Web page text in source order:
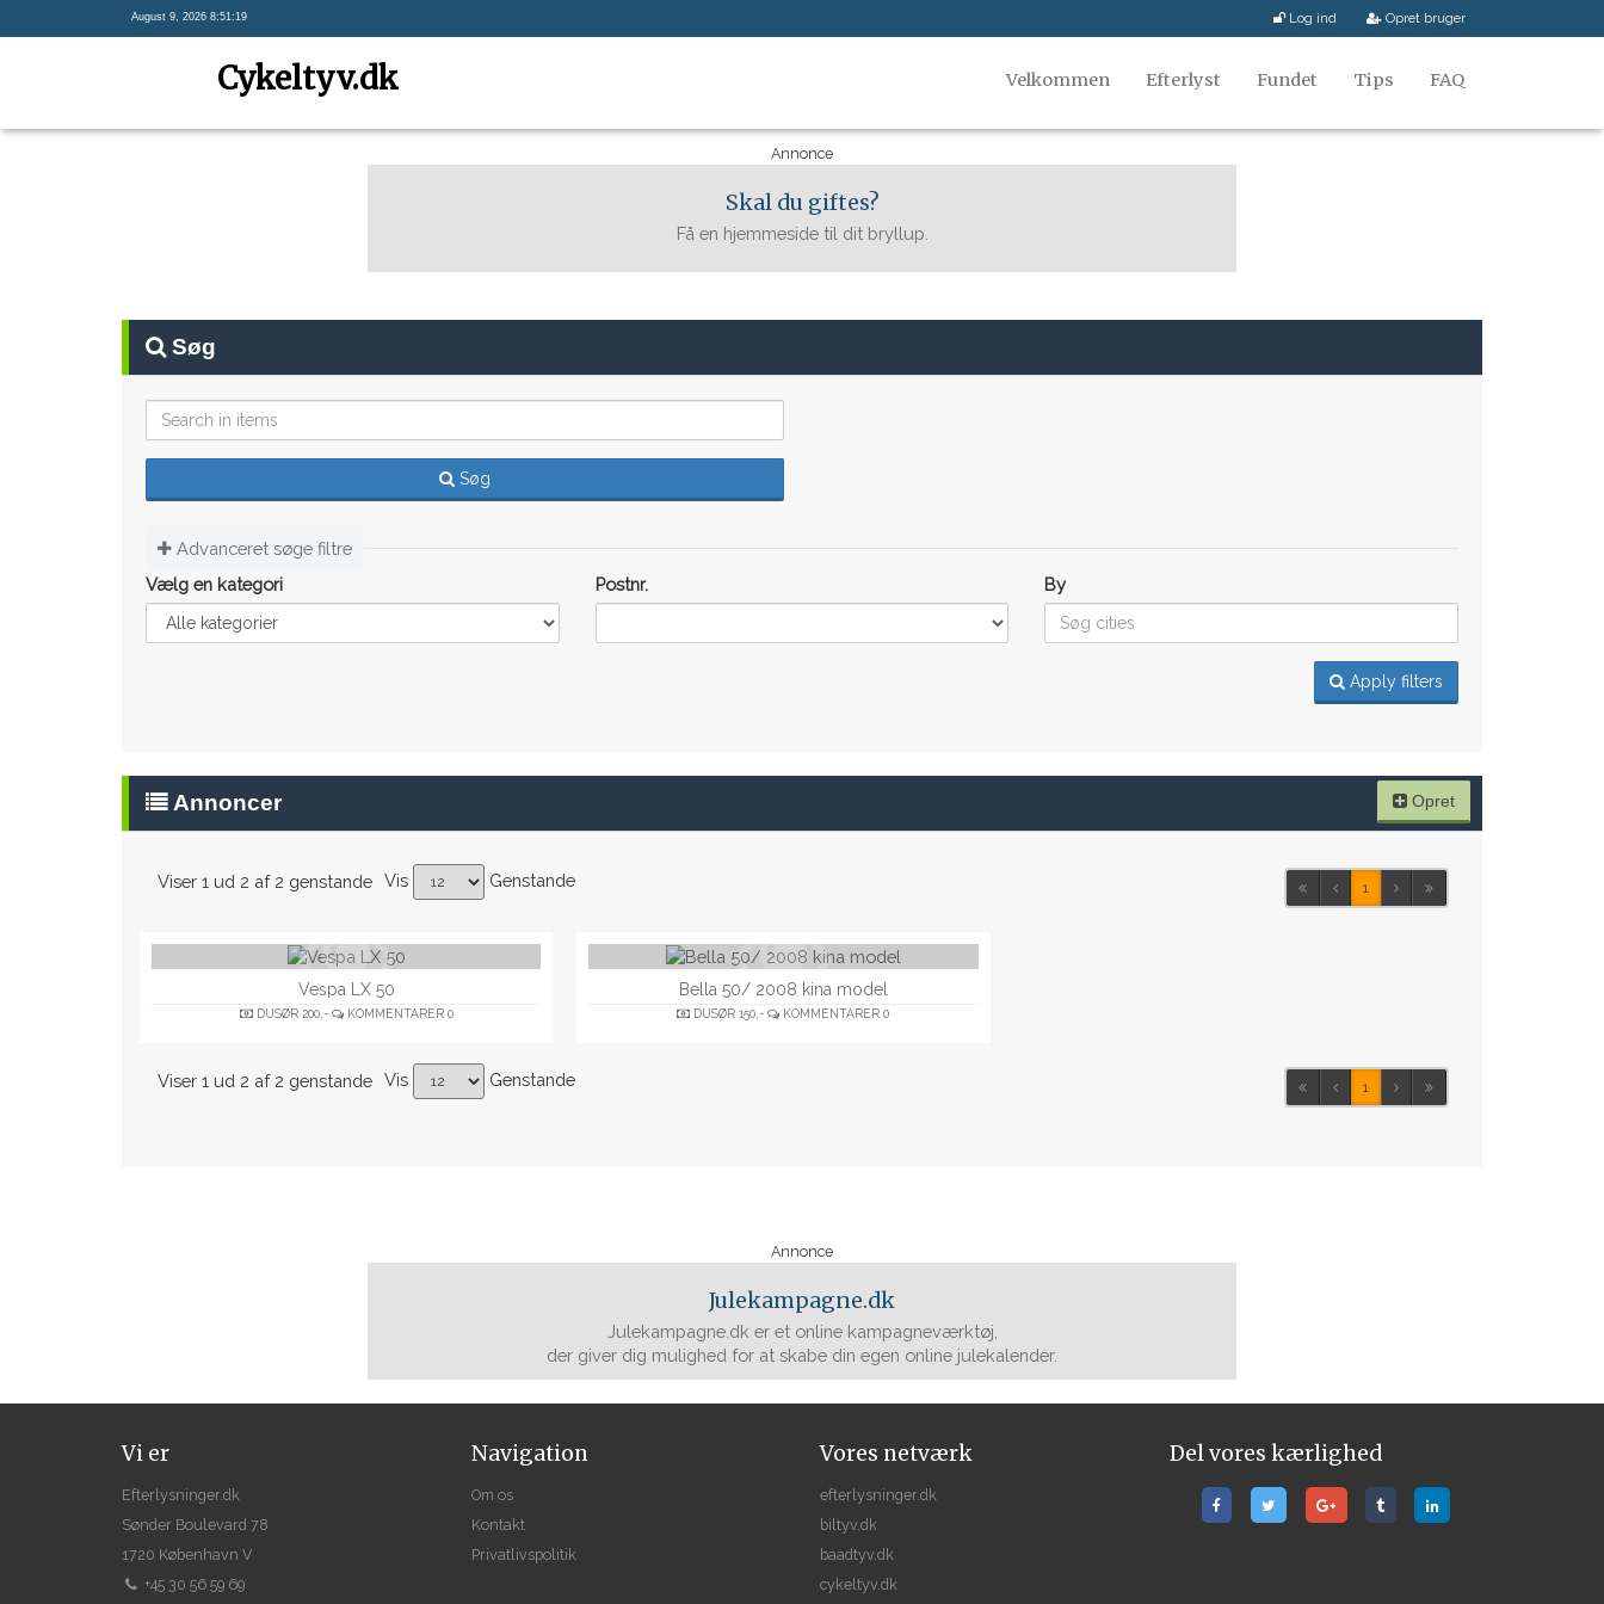
August 9, 2026 8:51:19 Log ind Opret bruger
Cykeltyv.dk Velkommen Efterlyst Fundet Tips FAQ
Annonce
Skal du giftes?
Få en hjemmeside til dit bryllup.
Søg
Søg
Advanceret søge filtre
Vælg en kategori
Postnr. By
Apply filters
Annoncer Opret
Viser 1 ud 2 af 2 genstande Vis Genstande 1
Vespa LX 50
DUSØR 200,- KOMMENTARER 0
Bella 50/ 2008 kina model
DUSØR150,- KOMMENTARER0
Viser 1 ud 2 af 2 genstande Vis Genstande 1
Annonce
Julekampagne.dk
Julekampagne.dk er et online kampagneværktøj,
der giver dig mulighed for at skabe din egen online julekalender.
Vi er
Efterlysninger.dk
Sønder Boulevard 78
1720 København V
+45 30 56 59 69
Navigation
Om os
Kontakt
Privatlivspolitik
Vores netværk
efterlysninger.dk
biltyv.dk
baadtyv.dk
cykeltyv.dk
Del vores kærlighed